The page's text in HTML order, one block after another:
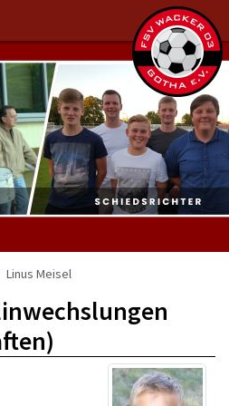
Linus Meisel